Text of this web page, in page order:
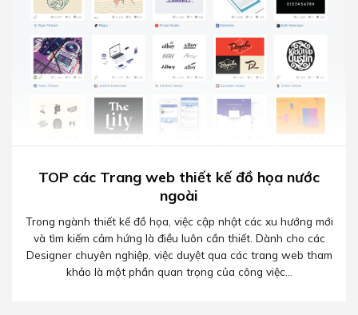
TOP các Trang web thiết kế đồ họa nước
ngoài
Trong ngành thiết kế đồ họa, việc cập nhật các xu hướng mới
và tìm kiếm cảm hứng là điều luôn cần thiết. Dành cho các
Designer chuyên nghiệp, việc duyệt qua các trang web tham
khảo là một phần quan trọng của công việc...